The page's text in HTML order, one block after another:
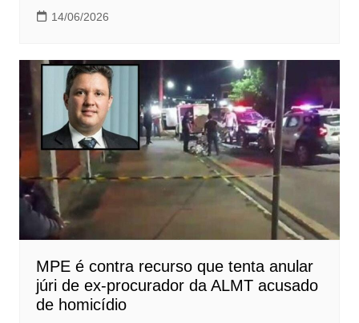
14/06/2026
MPE é contra recurso que tenta anular
júri de ex-procurador da ALMT acusado
de homicídio